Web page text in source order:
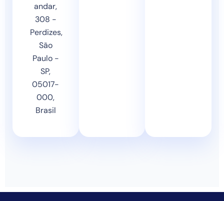
andar,
308 -
Perdizes,
São
Paulo -
SP,
05017-
000,
Brasil